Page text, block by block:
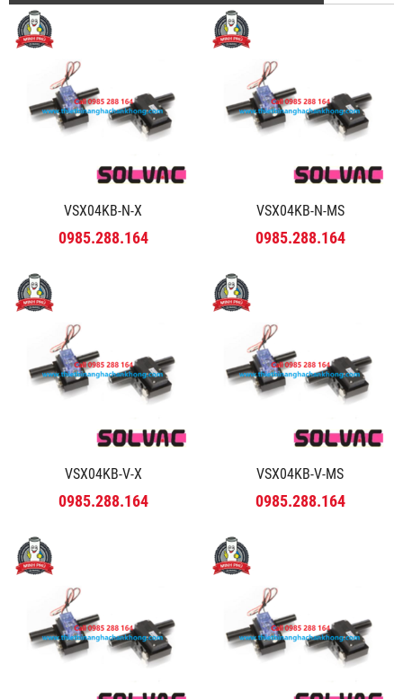
VSX04KB-N-X
0985.288.164
VSX04KB-N-MS
0985.288.164
VSX04KB-V-X
0985.288.164
VSX04KB-V-MS
0985.288.164